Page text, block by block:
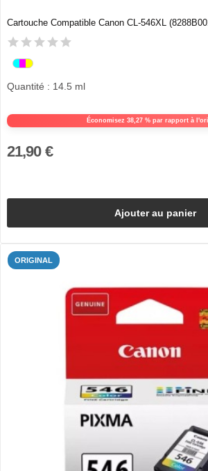
Cartouche Compatible Canon CL-546XL
Économisez 38,27 % par rapport à
Quantité : 14.5 ml
21,90 €
Ajouter au panier
ORIGINAL